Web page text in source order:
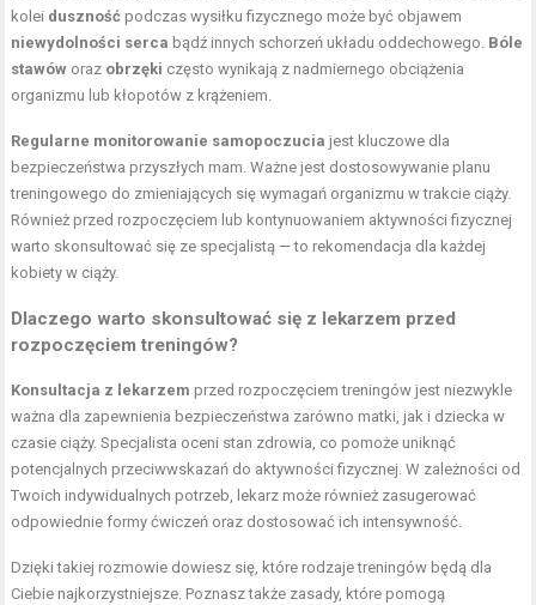
kolei duszność podczas wysiłku fizycznego może być objawem
niewydolności serca bądź innych schorzeń układu oddechowego. Bóle
stawów oraz obrzęki często wynikają z nadmiernego obciążenia
organizmu lub kłopotów z krążeniem.
Regularne monitorowanie samopoczucia jest kluczowe dla
bezpieczeństwa przyszłych mam. Ważne jest dostosowywanie planu
treningowego do zmieniających się wymagań organizmu w trakcie ciąży.
Również przed rozpoczęciem lub kontynuowaniem aktywności fizycznej
warto skonsultować się ze specjalistą — to rekomendacja dla każdej
kobiety w ciąży.
Dlaczego warto skonsultować się z lekarzem przed
rozpoczęciem treningów?
Konsultacja z lekarzem przed rozpoczęciem treningów jest niezwykle
ważna dla zapewnienia bezpieczeństwa zarówno matki, jak i dziecka w
czasie ciąży. Specjalista oceni stan zdrowia, co pomoże uniknąć
potencjalnych przeciwwskazań do aktywności fizycznej. W zależności od
Twoich indywidualnych potrzeb, lekarz może również zasugerować
odpowiednie formy ćwiczeń oraz dostosować ich intensywność.
Dzięki takiej rozmowie dowiesz się, które rodzaje treningów będą dla
Ciebie najkorzystniejsze. Poznasz także zasady, które pomogą